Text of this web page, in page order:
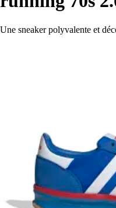
Une sneaker polyvalente et